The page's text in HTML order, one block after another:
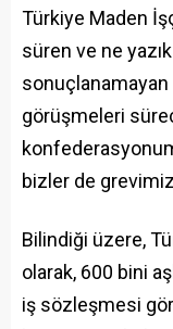
Türkiye Maden
süren ve ne
görüşmeleri
bizler de
Bilindiği üzere,
olarak, 600 bini
iş sözleşmesi